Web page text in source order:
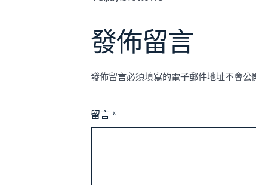
發佈留言
發佈留言必須填寫的電子郵件地址不會公
留言*